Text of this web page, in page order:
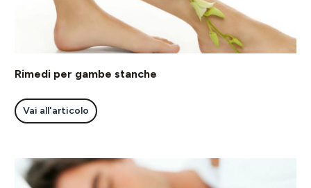
Rimedi per gambe stanche
Vai all'articolo